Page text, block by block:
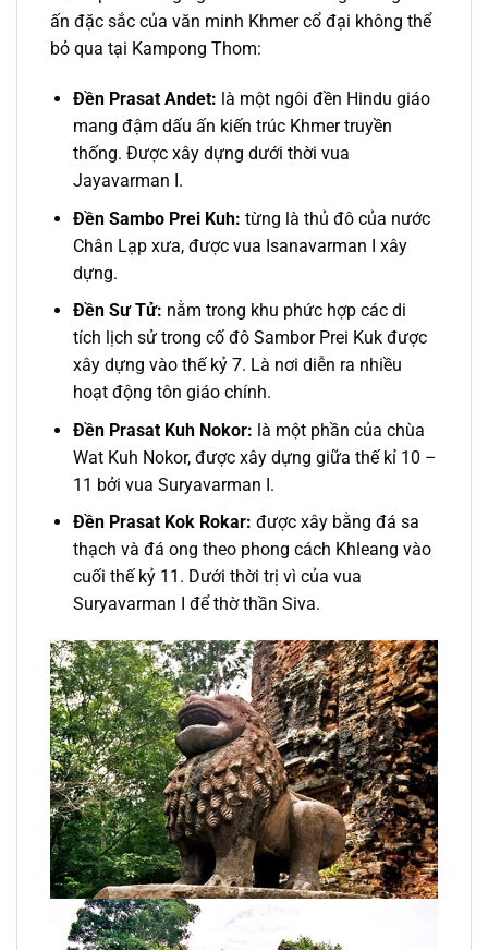
ấn đặc sắc của văn minh Khmer cổ đại không thể
bỏ qua tại Kampong Thom:
Đền Prasat Andet: là một ngôi đền Hindu giáo
mang đậm dấu ấn kiến trúc Khmer truyền
thống. Được xây dựng dưới thời vua
Jayavarman I.
Đền Sambo Prei Kuh: từng là thủ đô của nước
Chân Lạp xưa, được vua Isanavarman I xây
dựng.
Đền Sư Tử: nằm trong khu phức hợp các di
tích lịch sử trong cố đô Sambor Prei Kuk được
xây dựng vào thế kỷ 7. Là nơi diễn ra nhiều
hoạt động tôn giáo chính.
Đền Prasat Kuh Nokor: là một phần của chùa
Wat Kuh Nokor, được xây dựng giữa thế kỉ 10 –
11 bởi vua Suryavarman I.
Đền Prasat Kok Rokar: được xây bằng đá sa
thạch và đá ong theo phong cách Khleang vào
cuối thế kỷ 11. Dưới thời trị vì của vua
Suryavarman I để thờ thần Siva.